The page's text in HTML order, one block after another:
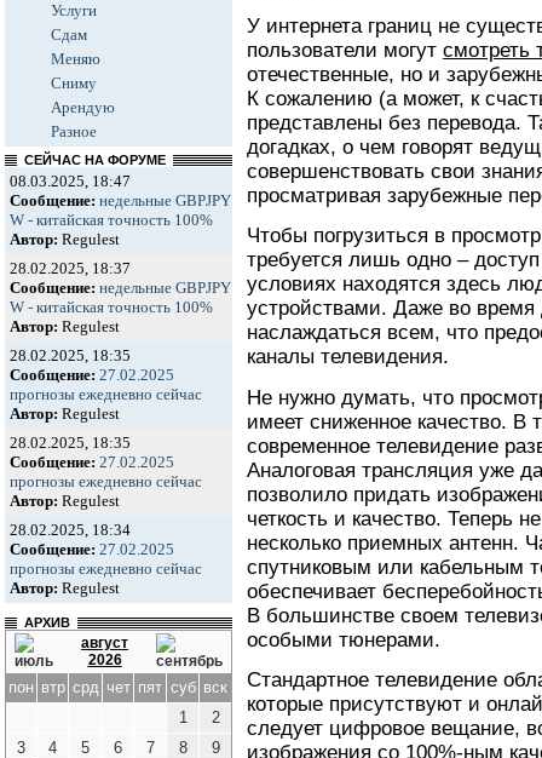
Услуги
Сдам
Меняю
Сниму
Арендую
Разное
СЕЙЧАС НА ФОРУМЕ
08.03.2025, 18:47
Сообщение: недельные GBPJPY
W - китайская точность 100%
Автор: Regulest
28.02.2025, 18:37
Сообщение: недельные GBPJPY
W - китайская точность 100%
Автор: Regulest
28.02.2025, 18:35
Сообщение: 27.02.2025
прогнозы ежедневно сейчас
Автор: Regulest
28.02.2025, 18:35
Сообщение: 27.02.2025
прогнозы ежедневно сейчас
Автор: Regulest
28.02.2025, 18:34
Сообщение: 27.02.2025
прогнозы ежедневно сейчас
Автор: Regulest
АРХИВ
август
2026
пон втр срд чет пят суб вск
1
2
3
4 5 6 7 8
9
У интернета границ не
пользователи могут смотреть
отечественные, но и
К сожалению (а может, к
представлены без перевода.
догадках, о чем говорят
совершенствовать свои
просматривая зарубежные
Чтобы погрузиться в
требуется лишь одно –
условиях находятся здесь
устройствами. Даже во
наслаждаться всем, что
каналы телевидения.
Не нужно думать, что
имеет сниженное качество. В
современное телевидение
Аналоговая трансляция уже
позволило придать
четкость и качество. Теперь
несколько приемных антенн.
спутниковым или кабельным
обеспечивает
В большинстве своем
особыми тюнерами.
Стандартное телевидение
которые присутствуют и
следует цифровое вещание,
изображения со 100%-ным